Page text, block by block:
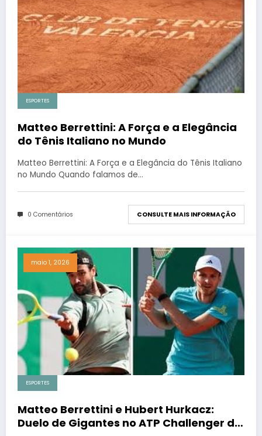
ESPORTES
Matteo Berrettini: A Força e a Elegância
do Tênis Italiano no Mundo
Matteo Berrettini: A Força e a Elegância do Tênis Italiano
no Mundo Quando falamos de…
0 Comentários CONSULTE MAIS INFORMAÇÃO
maio 1, 2026
ESPORTES
Matteo Berrettini e Hubert Hurkacz:
Duelo de Gigantes no ATP Challenger de